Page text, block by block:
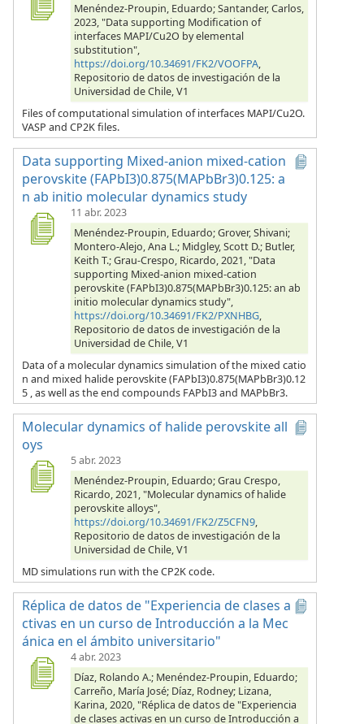
Menéndez-Proupin, Eduardo; Santander, Carlos,
2023, "Data supporting Modification of
interfaces MAPI/Cu2O by elemental
substitution",
https://doi.org/10.34691/FK2/VOOFPA,
Repositorio de datos de investigación de la
Universidad de Chile, V1
Files of computational simulation of interfaces MAPI/Cu2O.
VASP and CP2K files.
Data supporting Mixed-anion mixed-cation
perovskite (FAPbI3)0.875(MAPbBr3)0.125: a
n ab initio molecular dynamics study
11 abr. 2023
Menéndez-Proupin, Eduardo; Grover, Shivani;
Montero-Alejo, Ana L.; Midgley, Scott D.; Butler,
Keith T.; Grau-Crespo, Ricardo, 2021, "Data
supporting Mixed-anion mixed-cation
perovskite (FAPbI3)0.875(MAPbBr3)0.125: an ab
initio molecular dynamics study",
https://doi.org/10.34691/FK2/PXNHBG,
Repositorio de datos de investigación de la
Universidad de Chile, V1
Data of a molecular dynamics simulation of the mixed catio
n and mixed halide perovskite (FAPbI3)0.875(MAPbBr3)0.12
5 , as well as the end compounds FAPbI3 and MAPbBr3.
Molecular dynamics of halide perovskite all
oys
5 abr. 2023
Menéndez-Proupin, Eduardo; Grau Crespo,
Ricardo, 2021, "Molecular dynamics of halide
perovskite alloys",
https://doi.org/10.34691/FK2/Z5CFN9,
Repositorio de datos de investigación de la
Universidad de Chile, V1
MD simulations run with the CP2K code.
Réplica de datos de "Experiencia de clases a
ctivas en un curso de Introducción a la Mec
ánica en el ámbito universitario"
4 abr. 2023
Díaz, Rolando A.; Menéndez-Proupin, Eduardo;
Carreño, María José; Díaz, Rodney; Lizana,
Karina, 2020, "Réplica de datos de "Experiencia
de clases activas en un curso de Introducción a